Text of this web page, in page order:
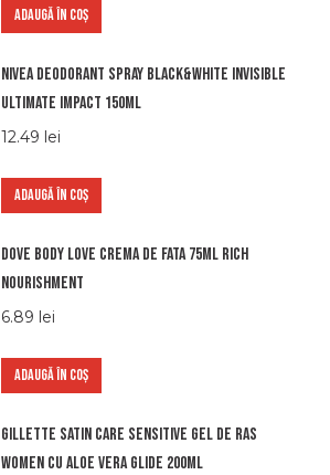
ADAUGĂ ÎN COȘ
Nivea deodorant spray black&white invisible
ultimate impact 150ml
12.49 lei
ADAUGĂ ÎN COȘ
Dove body love crema de fata 75ml rich
nourishment
6.89 lei
ADAUGĂ ÎN COȘ
Gillette satin care sensitive gel de ras
women cu aloe vera glide 200ml